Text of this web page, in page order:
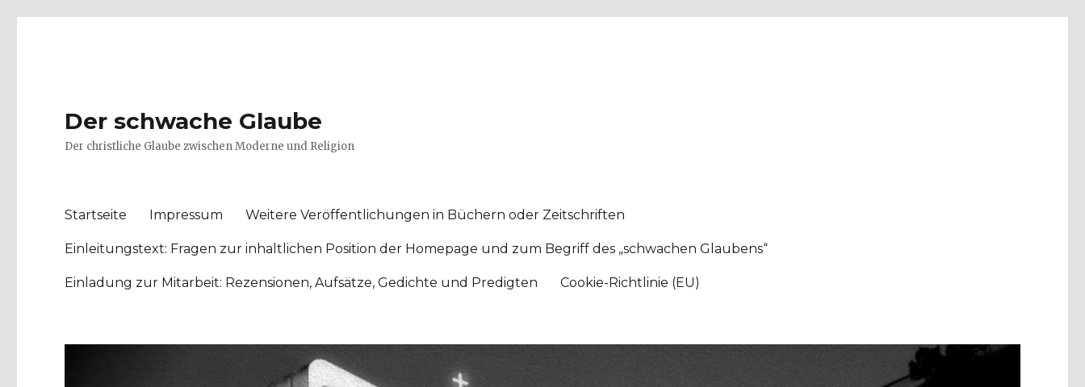
Der schwache Glaube
Der christliche Glaube zwischen Moderne und Religion
Startseite Impressum Weitere Veröffentlichungen in Büchern oder Zeitschriften
Einleitungstext: Fragen zur inhaltlichen Position der Homepage und zum Begriff des „schwachen Glaubens“
Einladung zur Mitarbeit: Rezensionen, Aufsätze, Gedichte und Predigten Cookie-Richtlinie (EU)